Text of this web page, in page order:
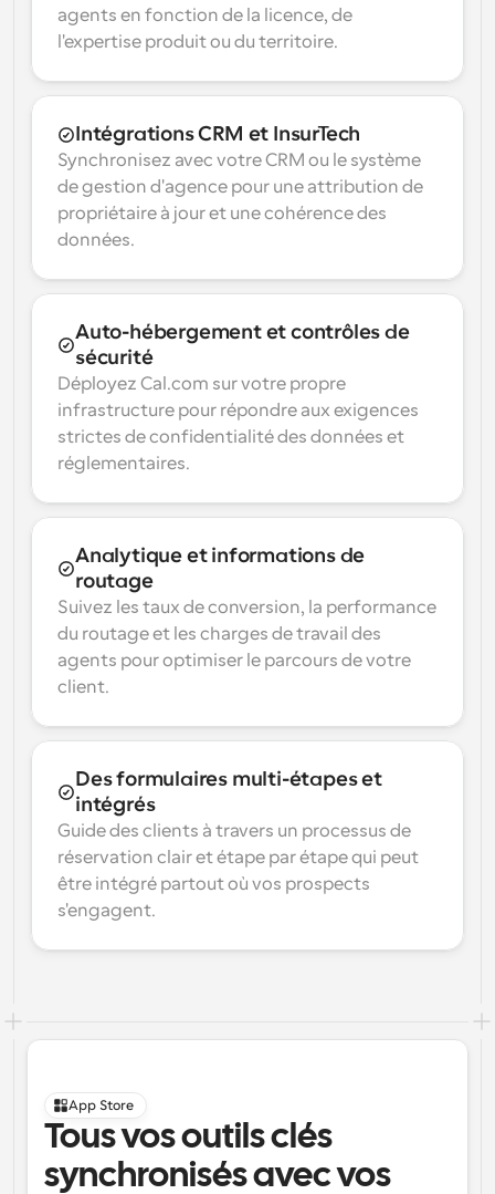
agents en fonction de la licence, de
l'expertise produit ou du territoire.
Intégrations CRM et InsurTech
Synchronisez avec votre CRM ou le système
de gestion d'agence pour une attribution de
propriétaire à jour et une cohérence des
données.
Auto-hébergement et contrôles de
sécurité
Déployez Cal.com sur votre propre
infrastructure pour répondre aux exigences
strictes de confidentialité des données et
réglementaires.
Analytique et informations de
routage
Suivez les taux de conversion, la performance
du routage et les charges de travail des
agents pour optimiser le parcours de votre
client.
Des formulaires multi-étapes et
intégrés
Guide des clients à travers un processus de
réservation clair et étape par étape qui peut
être intégré partout où vos prospects
s'engagent.
App Store
Tous vos outils clés
synchronisés avec vos